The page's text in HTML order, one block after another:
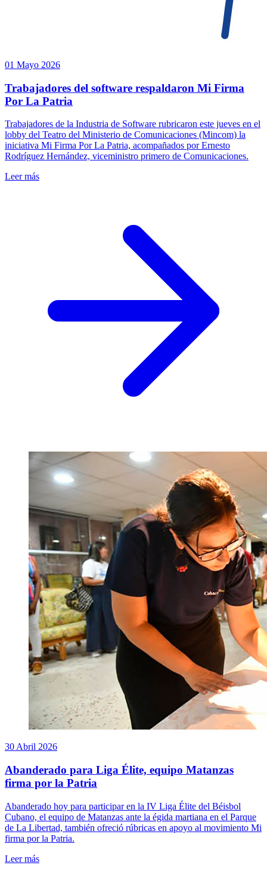
01 Mayo 2026
Trabajadores del software respaldaron Mi Firma
Por La Patria
Trabajadores de la Industria de Software rubricaron este jueves en el
lobby del Teatro del Ministerio de Comunicaciones (Mincom) la
iniciativa Mi Firma Por La Patria, acompañados por Ernesto
Rodríguez Hernández, viceministro primero de Comunicaciones.
Leer más
30 Abril 2026
Abanderado para Liga Élite, equipo Matanzas
firma por la Patria
Abanderado hoy para participar en la IV Liga Élite del Béisbol
Cubano, el equipo de Matanzas ante la égida martiana en el Parque
de La Libertad, también ofreció rúbricas en apoyo al movimiento Mi
firma por la Patria.
Leer más